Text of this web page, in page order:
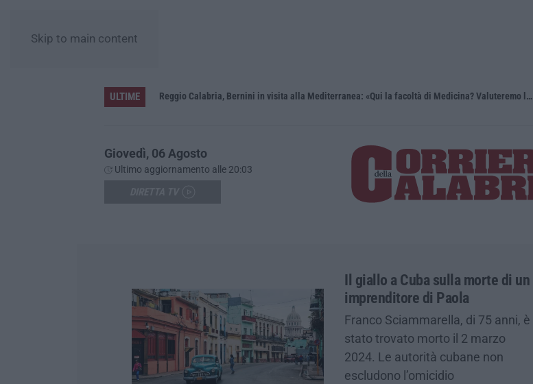
Skip to main content
ULTIME Reggio Calabria, Bernini in visita alla Mediterranea: «Qui la facoltà di Medicina? Valuteremo la domanda»
Giovedì, 06 Agosto
Ultimo aggiornamento alle 20:03
Il giallo a Cuba sulla morte di un
imprenditore di Paola
Franco Sciammarella, di 75 anni, è
stato trovato morto il 2 marzo
2024. Le autorità cubane non
escludono l’omicidio